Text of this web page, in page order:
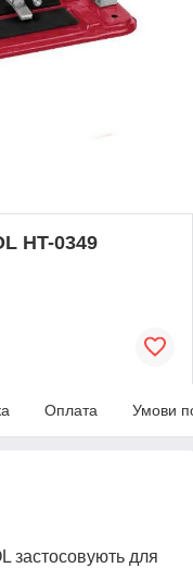
HT-0349
Оплата Умови
застосовують для